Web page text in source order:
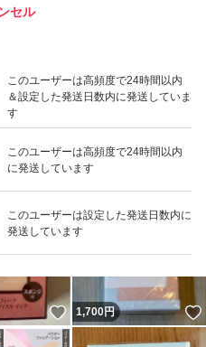
このユーザーは高頻度で24時間以内
＆設定した発送日数内に発送していま
す
このユーザーは高頻度で24時間以内
に発送しています
このユーザーは設定した発送日数内に
発送しています
セル
いいね！
5,070
いいね！
1,700円